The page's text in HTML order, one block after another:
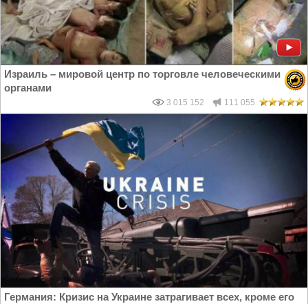
Израиль – мировой центр по торговле человеческими
органами
3 015 152 111 055
Германия: Кризис на Украине затрагивает всех, кроме его